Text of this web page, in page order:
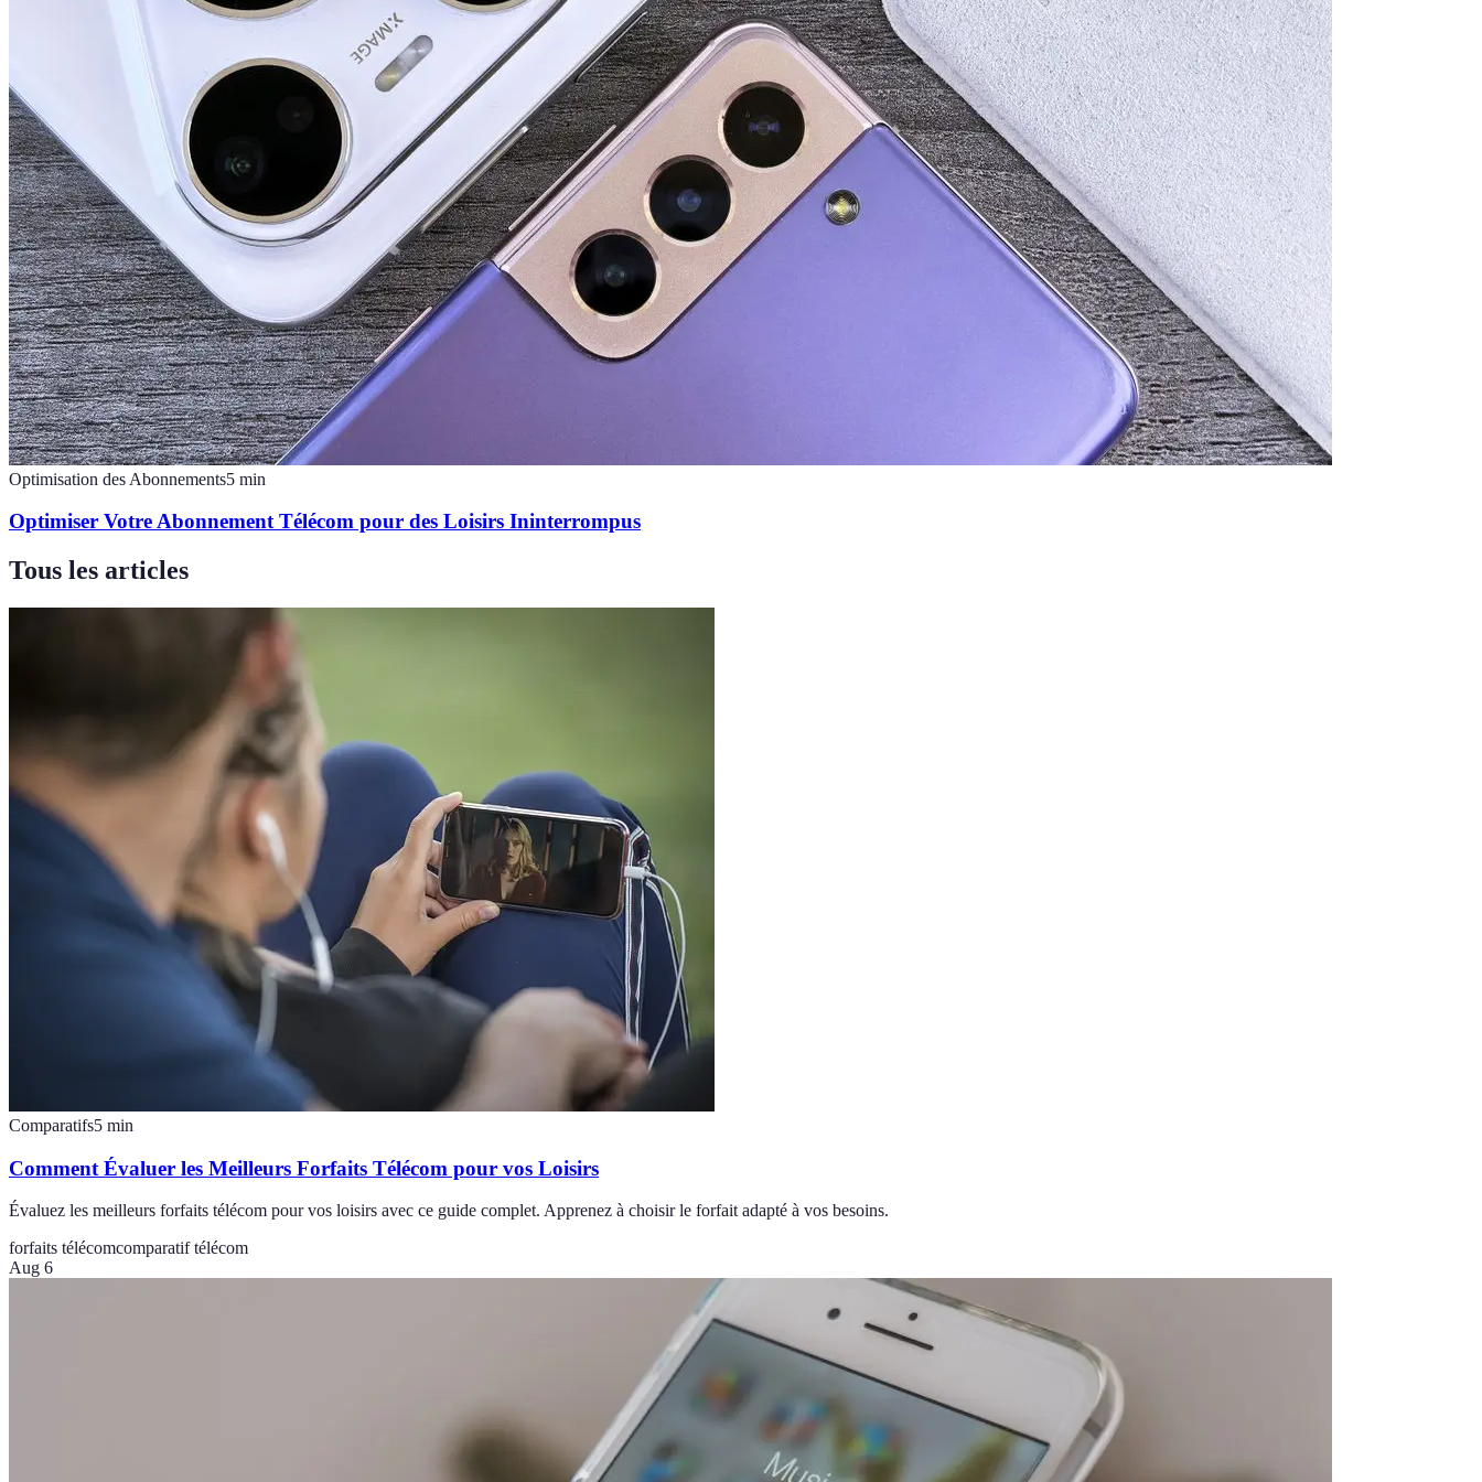
Optimisation des Abonnements5 min
Optimiser Votre Abonnement Télécom pour des Loisirs Ininterrompus
Tous les articles
Comparatifs5 min
Comment Évaluer les Meilleurs Forfaits Télécom pour vos Loisirs
Évaluez les meilleurs forfaits télécom pour vos loisirs avec ce guide complet. Apprenez à choisir le forfait adapté à vos besoins.
forfaits télécomcomparatif télécom
Aug 6